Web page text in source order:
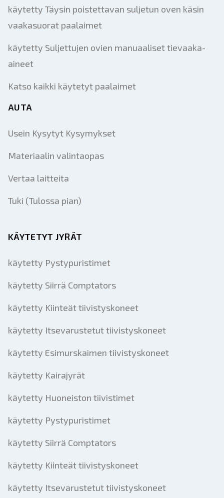
käytetty Täysin poistettavan suljetun oven käsin
vaakasuorat paalaimet
käytetty Suljettujen ovien manuaaliset tievaaka-
aineet
Katso kaikki käytetyt paalaimet
AUTA
Usein Kysytyt Kysymykset
Materiaalin valintaopas
Vertaa laitteita
Tuki (Tulossa pian)
KÄYTETYT JYRÄT
käytetty Pystypuristimet
käytetty Siirrä Comptators
käytetty Kiinteät tiivistyskoneet
käytetty Itsevarustetut tiivistyskoneet
käytetty Esimurskaimen tiivistyskoneet
käytetty Kairajyrät
käytetty Huoneiston tiivistimet
käytetty Pystypuristimet
käytetty Siirrä Comptators
käytetty Kiinteät tiivistyskoneet
käytetty Itsevarustetut tiivistyskoneet